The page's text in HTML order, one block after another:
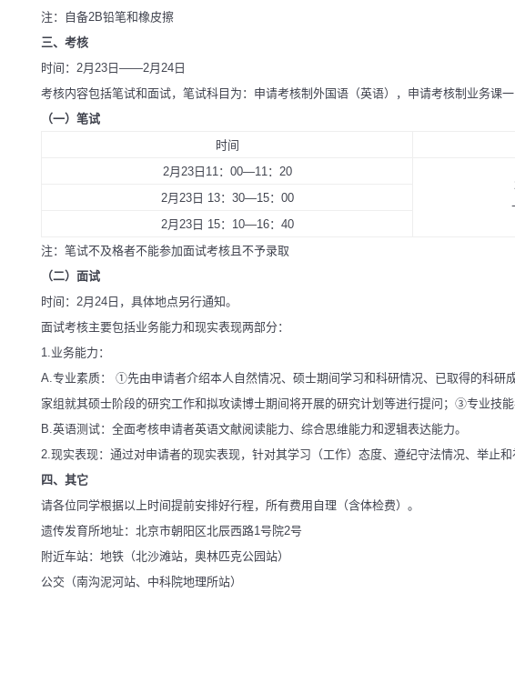
注：自备2B铅笔和橡皮擦
三、考核
时间：2月23日——2月24日
考核内容包括笔试和面试，笔试科目为：申请考核制外国语（英语），申请考核制业务课
（一）笔试
时间
2月23日11：00—11：20
2月23日 13：30—15：00
2月23日 15：10—16：40
注：笔试不及格者不能参加面试考核且不予录取
（二）面试
时间：2月24日，具体地点另行通知。
面试考核主要包括业务能力和现实表现两部分：
1.业务能力：
A.专业素质： ①先由申请者介绍本人自然情况、硕士期间学习和科研情况、已取得的科研
家组就其硕士阶段的研究工作和拟攻读博士期间将开展的研究计划等进行提问；③专业技
B.英语测试：全面考核申请者英语文献阅读能力、综合思维能力和逻辑表达能力。
2.现实表现：通过对申请者的现实表现，针对其学习（工作）态度、遵纪守法情况、举止
四、其它
请各位同学根据以上时间提前安排好行程，所有费用自理（含体检费）。
遗传发育所地址：北京市朝阳区北辰西路1号院2号
附近车站：地铁（北沙滩站，奥林匹克公园站）
公交（南沟泥河站、中科院地理所站）